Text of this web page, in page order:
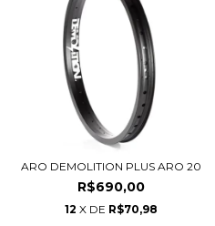
ARO DEMOLITION PLUS ARO 20
R$690,00
12 X DE R$70,98